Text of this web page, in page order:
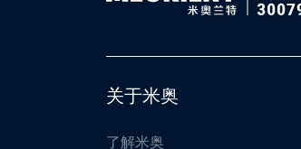
关于米奥
了解米奥